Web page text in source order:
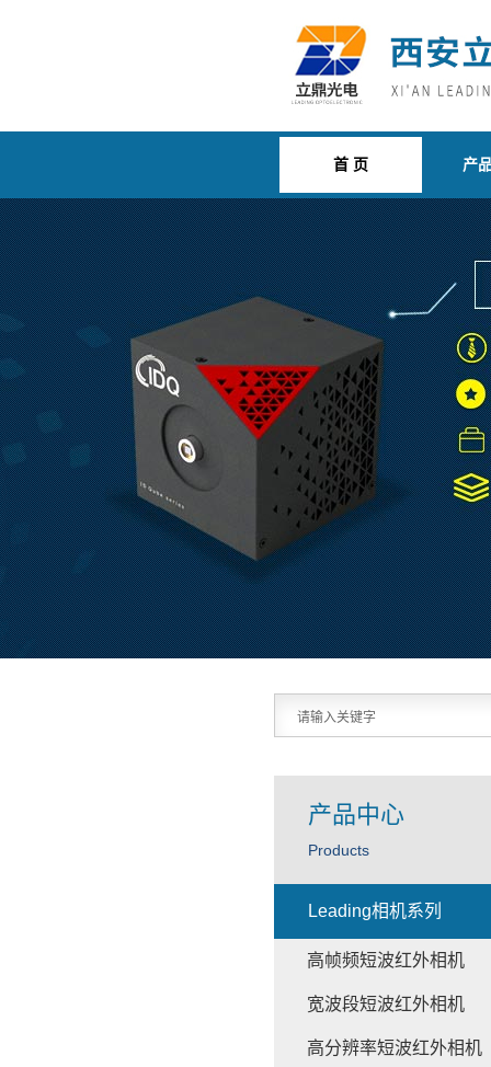
首 页 产
产品中心
Products
Leading相机系列
高帧频短波红外相机
宽波段短波红外相机
高分辨率短波红外相机